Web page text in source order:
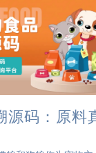
源码：原料